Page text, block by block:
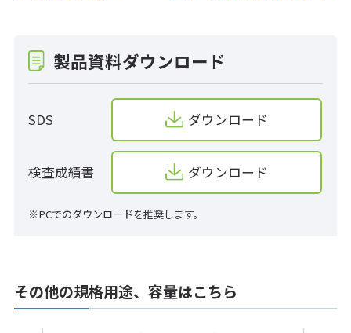
製品資料ダウンロード
SDS ダウンロード
検査成績書 ダウンロード
※PCでのダウンロードを推奨します。
その他の規格用途、容量はこちら